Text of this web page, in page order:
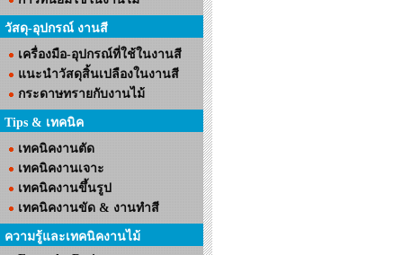
วัสดุ-อุปกรณ์ งานสี
เครื่องมือ-อุปกรณ์ที่ใช้ในงานสี
แนะนำวัสดุสิ้นเปลืองในงานสี
กระดาษทรายกับงานไม้
Tips & เทคนิค
เทคนิคงานตัด
เทคนิคงานเจาะ
เทคนิคงานขึ้นรูป
เทคนิคงานขัด & งานทำสี
ความรู้และเทคนิคงานไม้